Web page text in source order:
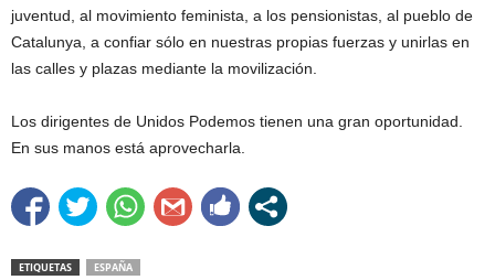
juventud, al movimiento feminista, a los pensionistas, al pueblo de
Catalunya, a confiar sólo en nuestras propias fuerzas y unirlas en
las calles y plazas mediante la movilización.
Los dirigentes de Unidos Podemos tienen una gran oportunidad.
En sus manos está aprovecharla.
ETIQUETAS ESPAÑA